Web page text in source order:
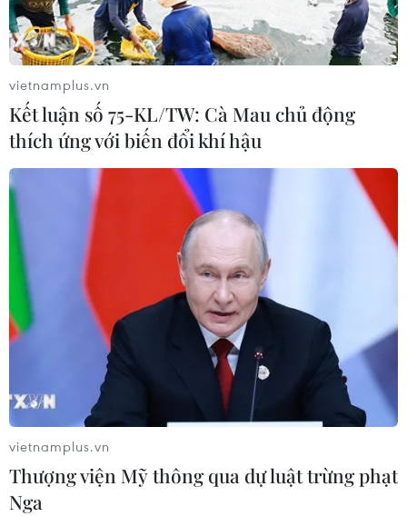
vietnamplus.vn
Kết luận số 75-KL/TW: Cà Mau chủ động
thích ứng với biến đổi khí hậu
vietnamplus.vn
Thượng viện Mỹ thông qua dự luật trừng phạt
Nga